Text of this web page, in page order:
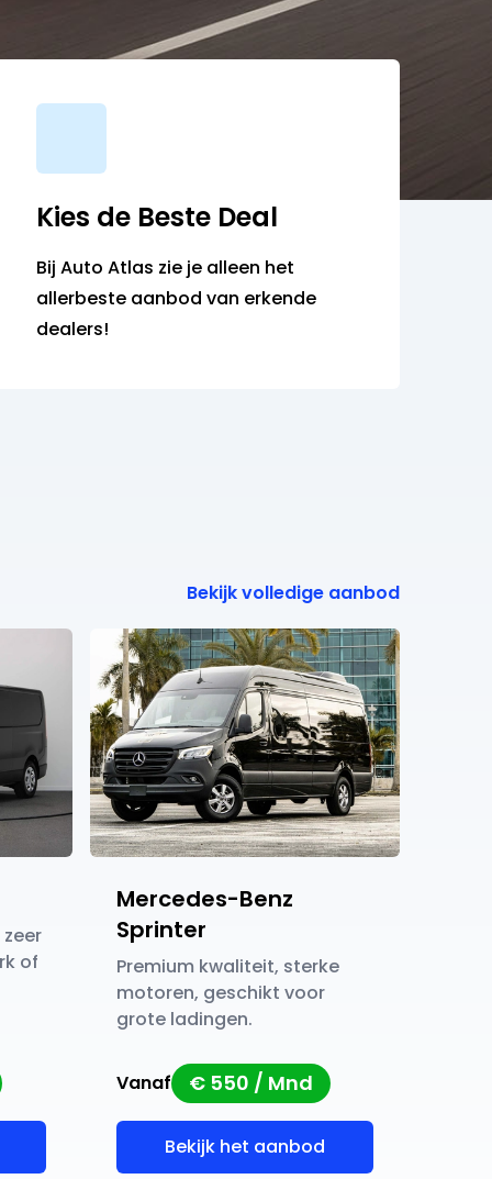
Kies de Beste Deal
Bij Auto Atlas zie je alleen het
allerbeste aanbod van erkende
dealers!
Bekijk volledige aanbod
of
Mercedes-Benz
Sprinter
Premium kwaliteit, sterke
motoren, geschikt voor
grote ladingen.
Vanaf € 550 / Mnd
Bekijk het aanbod